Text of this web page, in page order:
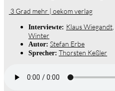
3 Grad mehr | oekom verlag
Interviewte: Klaus Wiegandt
Winter
Autor: Stefan Erbe
Sprecher: Thorsten Keßler